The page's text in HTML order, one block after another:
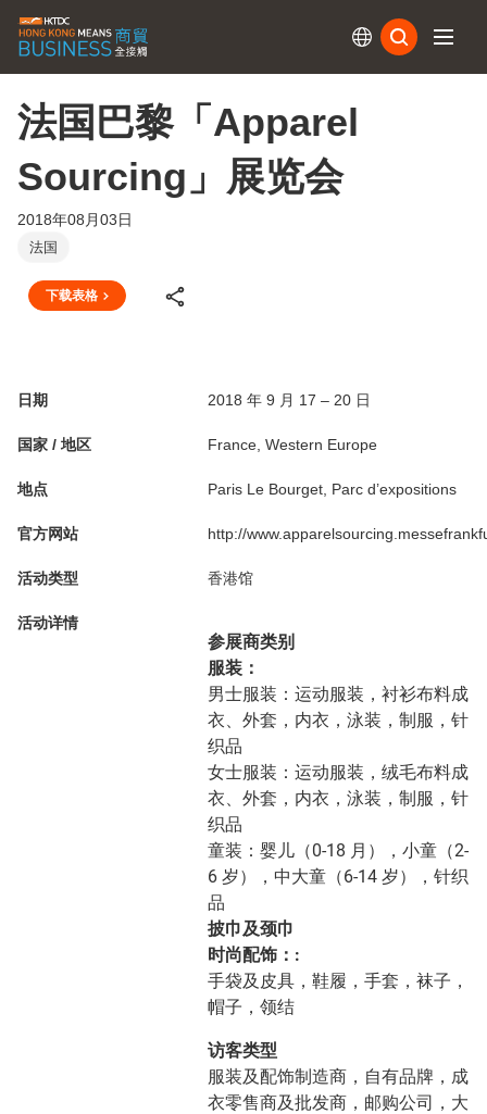
法国巴黎「Apparel
Sourcing」展览会
2018年08月03日
法国
下载表格
日期 2018 年 9 月 17 – 20 日
国家 / 地区 France, Western Europe
地点 Paris Le Bourget, Parc d’expositions
官方网站 http://
活动类型 香港馆
活动详情
参展商类别
服装：
男士服装：运动服装，衬衫布料成
衣、外套，内衣，泳装，制服，针
织品
女士服装：运动服装，绒毛布料成
衣、外套，内衣，泳装，制服，针
织品
童装：婴儿（0-18 月），小童（2-
6 岁），中大童（6-14 岁），针织
品
披巾及颈巾
时尚配饰：:
手袋及皮具，鞋履，手套，袜子，
帽子，领结
访客类型
服装及配饰制造商，自有品牌，成
衣零售商及批发商，邮购公司，大